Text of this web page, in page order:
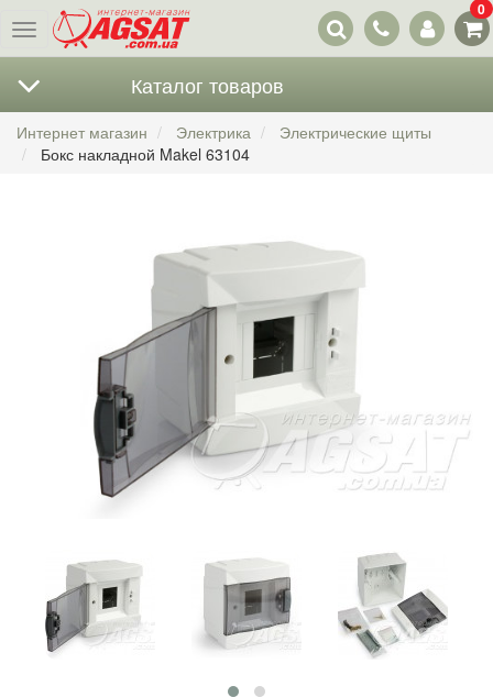
Меню
Наши
контакты
0
Каталог товаров
Интернет магазин Электрика
Электрические щиты
Бокс накладной Makel 63104